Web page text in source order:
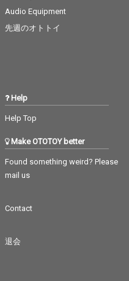
Audio Equipment
先週のオトトイ
Help
Help Top
Make OTOTOY better
Found something weird? Please
mail us
Contact
退会